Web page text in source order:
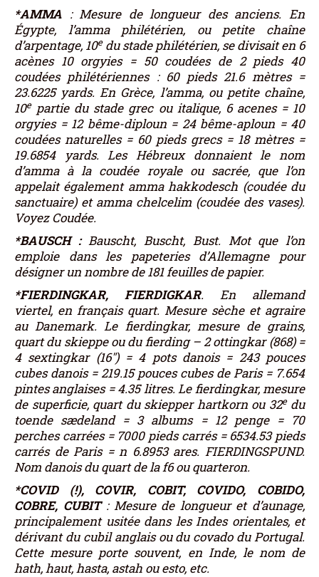
*AMMA : Mesure de longueur des anciens. En
Égypte, l’amma philétérien, ou petite chaîne
d’arpentage, 10edu stade philétérien, se divisait en 6
acènes 10 orgyies = 50 coudées de 2 pieds 40
coudées philétériennes : 60 pieds 21.6 mètres =
23.6225 yards. En Grèce, l’amma, ou petite chaîne,
10epartie du stade grec ou italique, 6 acenes = 10
orgyies = 12 bême-diploun = 24 bême-aploun = 40
coudées naturelles = 60 pieds grecs = 18 mètres =
19.6854 yards. Les Hébreux donnaient le nom
d’amma à la coudée royale ou sacrée, que l’on
appelait également amma hakkodesch (coudée du
sanctuaire) et amma chelcelim (coudée des vases).
Voyez Coudée.
*BAUSCH :Bauscht, Buscht, Bust. Mot que l’on
emploie dans les papeteries d’Allemagne pour
désigner un nombre de 181 feuilles de papier.
*FIERDINGKAR, FIERDIGKAR. En allemand
viertel, en français quart. Mesure sèche et agraire
au Danemark. Le fierdingkar, mesure de grains,
quart du skieppe ou du fierding – 2 ottingkar (868) =
4 sextingkar (16″) = 4 pots danois = 243 pouces
cubes danois = 219.15 pouces cubes de Paris = 7.654
pintes anglaises = 4.35 litres. Le fierdingkar, mesure
de superficie, quart du skiepper hartkorn ou 32edu
toende sædeland = 3 albums = 12 penge = 70
perches carrées = 7000 pieds carrés = 6534.53 pieds
carrés de Paris = n 6.8953 ares. FIERDINGSPUND.
Nom danois du quart de la f6 ou quarteron.
*COVID (!), COVIR, COBIT, COVIDO, COBIDO,
COBRE, CUBIT: Mesure de longueur et d’aunage,
principalement usitée dans les Indes orientales, et
dérivant du cubil anglais ou du covado du Portugal.
Cette mesure porte souvent, en Inde, le nom de
hath, haut, hasta, astah ou esto, etc.